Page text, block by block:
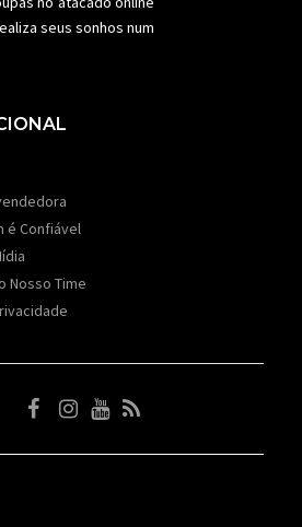
seus sonhos num
é Confiável
Nosso Time